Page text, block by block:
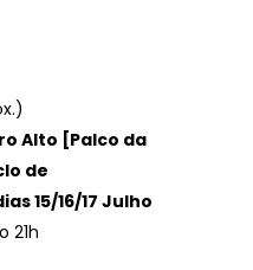
Alto [Palco da
de
15/16/17 Julho
21h